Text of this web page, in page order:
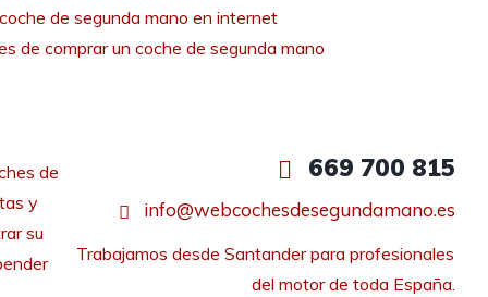
de segunda mano en internet
de comprar un coche de segunda mano
de
y
su
669 700 815
info@webcochesdesegundamano.es
Trabajamos desde Santander para profesionales
del motor de toda España.